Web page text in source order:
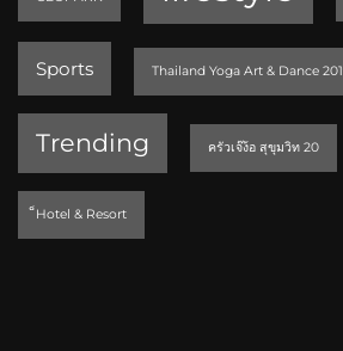
Sports Thailand Yoga Art & Dance
Trending ครัวเจ๊ง้อ สุขุมวิท 20
็Hotel & Resort